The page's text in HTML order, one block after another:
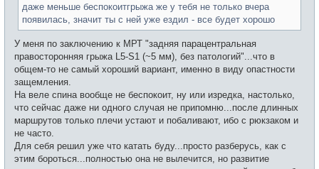
даже меньше беспокоитгрыжа же у тебя не только вчера
появилась, значит ты с ней уже ездил - все будет хорошо
У меня по заключению к МРТ "задняя парацентральная
правосторонняя грыжа L5-S1 (~5 мм), без патологий"...что в
общем-то не самый хороший вариант, именно в виду опастности
защемления.
На веле спина вообще не беспокоит, ну или изредка, настолько,
что сейчас даже ни одного случая не припомню...после длинных
маршрутов только плечи устают и побаливают, ибо с рюкзаком и
не часто.
Для себя решил уже что катать буду...просто разберусь, как с
этим бороться...полностью она не вылечится, но развитие